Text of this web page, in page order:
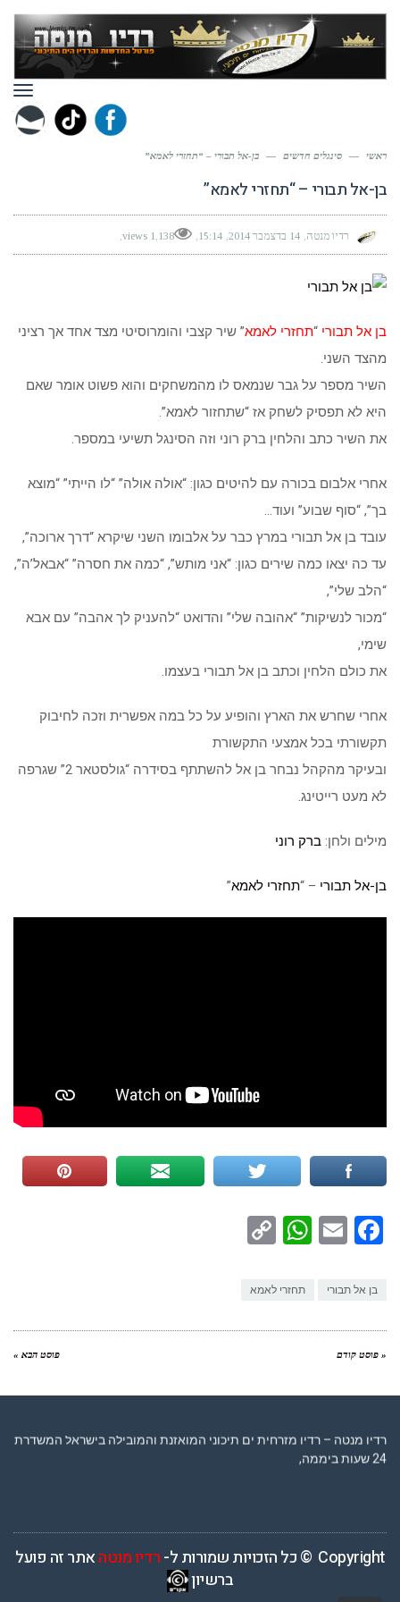
ראשי — סינגלים חדשים — בן-אל תבורי – “תחזרי לאמא”
בן-אל תבורי – “תחזרי לאמא”
רדיו מנטה 14 בדצמבר 2014 15:14
1,138 views
בן אל תבורי “תחזרי לאמא” שיר קצבי והומרוסיטי מצד אחד אך רציני
מהצד השני.
השיר מספר על גבר שנמאס לו מהמשחקים והוא פשוט אומר שאם
היא לא תפסיק לשחק אז “שתחזור לאמא”.
את השיר כתב והלחין ברק רוני וזה הסינגל תשיעי במספר.
אחרי אלבום בכורה עם להיטים כגון: “אולה אולה” “לו הייתי” “מוצא
בך”, “סוף שבוע” ועוד…
עובד בן אל תבורי במרץ כבר על אלבומו השני שיקרא “דרך ארוכה”,
עד כה יצאו כמה שירים כגון: “אני מותש”, “כמה את חסרה” “אבאל’ה”,
“הלב שלי”,
“מכור לנשיקות” “אהובה שלי” והדואט “להעניק לך אהבה” עם אבא
שימי,
את כולם הלחין וכתב בן אל תבורי בעצמו.
אחרי שחרש את הארץ והופיע על כל במה אפשרית וזכה לחיבוק
תקשורתי בכל אמצעי התקשורת
ובעיקר מהקהל נבחר בן אל להשתתף בסידרה “גולסטאר 2” שגרפה
לא מעט רייטינג.
מילים ולחן: ברק רוני
בן-אל תבורי – “תחזרי לאמא”
Facebook
Email
WhatsApp
בן אל תבורי תחזרי לאמא
« פוסט קודם פוסט הבא »
רדיו מנטה – רדיו מזרחית ים תיכוני המואזנת והמובילה בישראל המשדרת
24 שעות ביממה,
Copyright © כל הזכויות שמורות ל- רדיו מנטהאתר זה פועל
ברשיון